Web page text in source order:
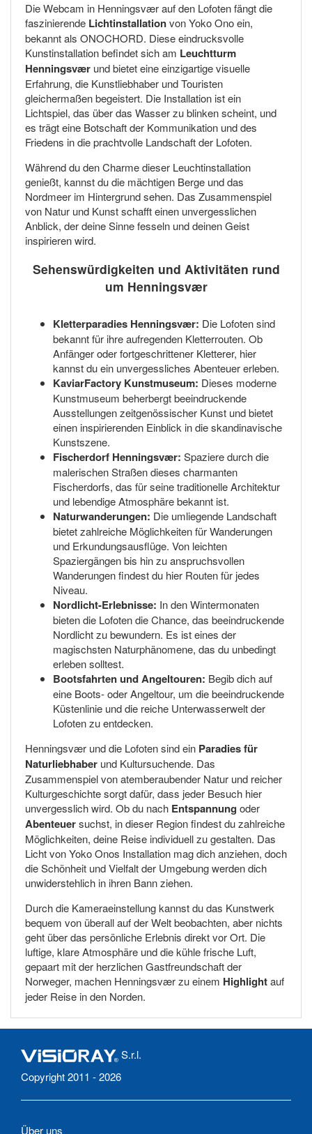
Die Webcam in Henningsvær auf den Lofoten fängt die
faszinierende Lichtinstallationvon Yoko Ono ein,
bekannt als ONOCHORD. Diese eindrucksvolle
Kunstinstallation befindet sich am Leuchtturm
Henningsvær und bietet eine einzigartige visuelle
Erfahrung, die Kunstliebhaber und Touristen
gleichermaßen begeistert. Die Installation ist ein
Lichtspiel, das über das Wasser zu blinken scheint, und
es trägt eine Botschaft der Kommunikation und des
Friedens in die prachtvolle Landschaft der Lofoten.
Während du den Charme dieser Leuchtinstallation
genießt, kannst du die mächtigen Berge und das
Nordmeer im Hintergrund sehen. Das Zusammenspiel
von Natur und Kunst schafft einen unvergesslichen
Anblick, der deine Sinne fesseln und deinen Geist
inspirieren wird.
Sehenswürdigkeiten und Aktivitäten rund
um Henningsvær
Kletterparadies Henningsvær: Die Lofoten sind
bekannt für ihre aufregenden Kletterrouten. Ob
Anfänger oder fortgeschrittener Kletterer, hier
kannst du ein unvergessliches Abenteuer erleben.
KaviarFactory Kunstmuseum: Dieses moderne
Kunstmuseum beherbergt beeindruckende
Ausstellungen zeitgenössischer Kunst und bietet
einen inspirierenden Einblick in die skandinavische
Kunstszene.
Fischerdorf Henningsvær: Spaziere durch die
malerischen Straßen dieses charmanten
Fischerdorfs, das für seine traditionelle Architektur
und lebendige Atmosphäre bekannt ist.
Naturwanderungen: Die umliegende Landschaft
bietet zahlreiche Möglichkeiten für Wanderungen
und Erkundungsausflüge. Von leichten
Spaziergängen bis hin zu anspruchsvollen
Wanderungen findest du hier Routen für jedes
Niveau.
Nordlicht-Erlebnisse: In den Wintermonaten
bieten die Lofoten die Chance, das beeindruckende
Nordlicht zu bewundern. Es ist eines der
magischsten Naturphänomene, das du unbedingt
erleben solltest.
Bootsfahrten und Angeltouren: Begib dich auf
eine Boots- oder Angeltour, um die beeindruckende
Küstenlinie und die reiche Unterwasserwelt der
Lofoten zu entdecken.
Henningsvær und die Lofoten sind ein Paradies für
Naturliebhaber und Kultursuchende. Das
Zusammenspiel von atemberaubender Natur und reicher
Kulturgeschichte sorgt dafür, dass jeder Besuch hier
unvergesslich wird. Ob du nach Entspannung oder
Abenteuersuchst, in dieser Region findest du zahlreiche
Möglichkeiten, deine Reise individuell zu gestalten. Das
Licht von Yoko Onos Installation mag dich anziehen, doch
die Schönheit und Vielfalt der Umgebung werden dich
unwiderstehlich in ihren Bann ziehen.
Durch die Kameraeinstellung kannst du das Kunstwerk
bequem von überall auf der Welt beobachten, aber nichts
geht über das persönliche Erlebnis direkt vor Ort. Die
luftige, klare Atmosphäre und die kühle frische Luft,
gepaart mit der herzlichen Gastfreundschaft der
Norweger, machen Henningsvær zu einem Highlightauf
jeder Reise in den Norden.
S.r.l.
Copyright 2011 - 2026
Über uns